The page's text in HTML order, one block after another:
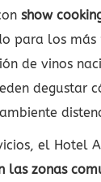
show
para los más
de vinos
degustar
el Hotel
las zonas